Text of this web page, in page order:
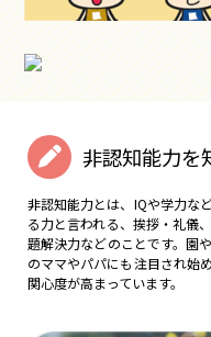
非認知能力を
非認知能力とは、IQや学力な
る力と言われる、挨拶・礼儀
題解決力などのことです。園
のママやパパにも注目され始
関心度が高まっています。